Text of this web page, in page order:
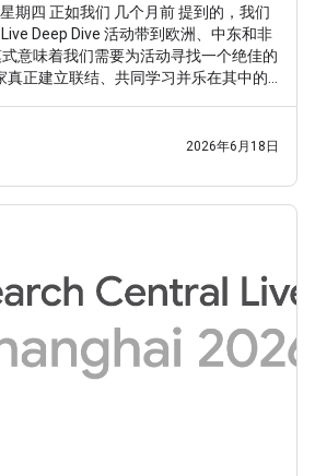
期四 正如我们 几个月前 提到的，我们
Deep Dive 活动带到欧洲、中东和非
意味着我们需要为活动寻找一个绝佳的
正建立联结、共同学习并乐在其中的
2026年6月18日